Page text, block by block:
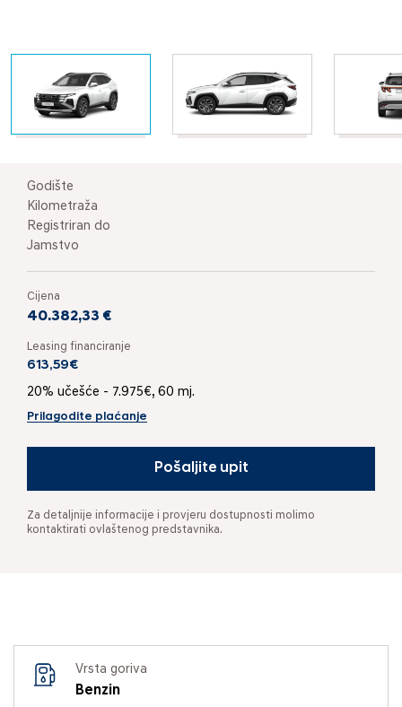
Godište
Kilometraža
Registriran do
Jamstvo
Cijena
40.382,33 €
Leasing financiranje
613,59€
20% učešće - 7.975€, 60 mj.
Prilagodite plaćanje
Pošaljite upit
Za detaljnije informacije i provjeru dostupnosti molimo
kontaktirati ovlaštenog predstavnika.
Vrsta goriva
Benzin